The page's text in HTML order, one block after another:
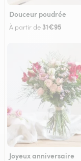
Douceur poudrée
À partir de 31€95
Joyeux anniversaire